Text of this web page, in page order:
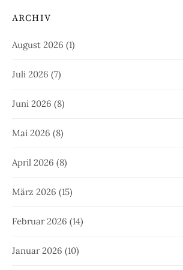
ARCHIV
August 2026 (1)
Juli 2026 (7)
Juni 2026 (8)
Mai 2026 (8)
April 2026 (8)
März 2026 (15)
Februar 2026 (14)
Januar 2026 (10)